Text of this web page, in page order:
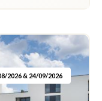
2026 & 24/09/2026